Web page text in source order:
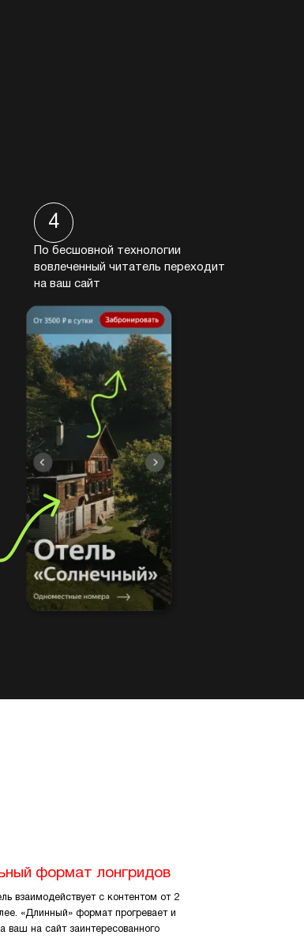
4
По бесшовной технологии
вовлеченный читатель переходит
на ваш сайт
формат лонгридов
взаимодействует с контентом от 2
«Длинный» формат прогревает и
ваш на сайт заинтересованного